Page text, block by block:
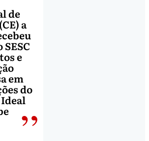
de
a
e
em
do